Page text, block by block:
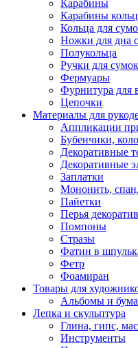
Карабины
Карабины
Кольца для
Ножки для дна
Полукольца
Ручки для сумок
Фермуары
Фурнитура для
Цепочки
Материалы для
Аппликации
Бубенчики,
Декоративные
Декоративные
Заплатки
Мононить,
Пайетки
Перья
Помпоны
Стразы
Фатин в
Фетр
Фоамиран
Товары для
Альбомы и
Лепка и скульптура
Глина, гипс,
Инструменты